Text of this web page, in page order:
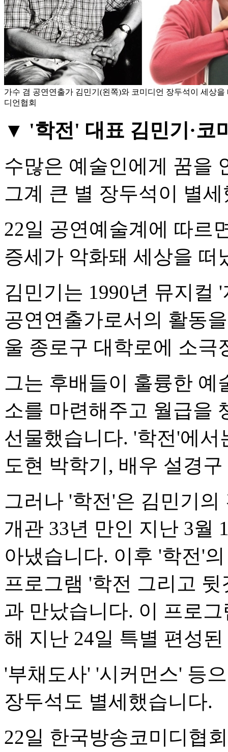
가수 겸 공연연출가 김민기(왼쪽)와 코미디언 장두석이 세상
디언협회
▼ '학전' 대표 김민기·코
수많은 예술인에게 꿈을
그계 큰 별 장두석이 별
22일 공연예술계에 따르
증세가 악화돼 세상을 떠
김민기는 1990년 뮤지컬
공연연출가로서의 활동
울 종로구 대학로에 소극
그는 후배들이 훌륭한 예
소를 마련해주고 월급을
선물했습니다. '학전'에
도현 박학기, 배우 설경
그러나 '학전'은 김민기
개관 33년 만인 지난 3월
아냈습니다. 이후 '학전'
프로그램 '학전 그리고
과 만났습니다. 이 프로
해 지난 24일 특별 편성
'부채도사' '시커먼스' 등
장두석도 별세했습니다.
22일 한국방송코미디협